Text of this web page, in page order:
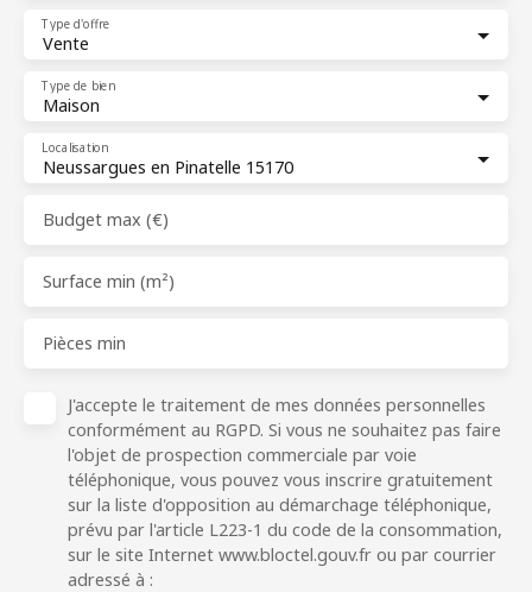
Vente
Type d'offre
Maison
Type de bien
Neussargues en Pinatelle 15170
Localisation
Budget max (€)
Surface min (m²)
Pièces min
J'accepte le traitement de mes données personnelles
conformément au RGPD. Si vous ne souhaitez pas faire
l'objet de prospection commerciale par voie
téléphonique, vous pouvez vous inscrire gratuitement
sur la liste d'opposition au démarchage téléphonique,
prévu par l'article L223-1 du code de la consommation,
sur le site Internet www.bloctel.gouv.fr ou par courrier
adressé à :